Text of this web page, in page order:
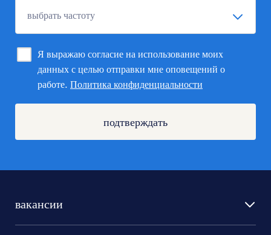
Я выражаю согласие на использование моих
данных с целью отправки мне оповещений о
работе. Политика конфиденциальности
подтверждать
вакансии